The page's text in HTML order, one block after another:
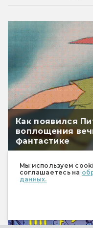
Мы используем
соглашаетесь на
данных.
Как появился
воплощения
фантастике